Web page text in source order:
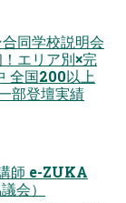
同学校説明会
エリア別×完
全国200以上
部登壇実績
師 e-ZUKA
会）